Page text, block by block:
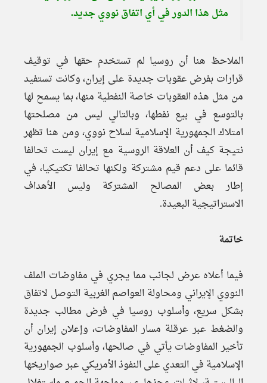
مثل هذا الدور في أي اتفاق نووي جديد.
الملاحظ هنا أن روسيا لم تستخدم حقها في توقيف
قرارات بفرض عقوبات جديدة على إيران، وكانت تستفيد
من مثل هذه العقوبات خاصة النفطية منها، بما يسمح لها
بالتوسع في بيع نفطها، وبالتالي ليس من مصلحتها
امتلاك الجمهورية الإسلامية لسلاح نووي، ومن هنا تظهر
نتيجة كيف أن العلاقة الروسية مع إيران ليست تحالفا
قائما على دعم قيم مشتركة ولكنها تحالفا تكتيكيا، في
إطار بعض المصالح المشتركة وليس الأهداف
الاستراتيجية البعيدة.
خاتمة
فيما أعلاه عرض لجانب مما يجري في مفاوضات الملف
النووي الإيراني ومحاولة العواصم الغربية التوصل لاتفاق
بشكل سريع، وأسلوب روسيا في فرض مطالب جديدة
والضغط عبر عرقلة مسار المفاوضات، وإعلان إيران أن
تأخير المفاوضات يأتي في صالحها، وأسلوب الجمهورية
الإسلامية في التعدي على النفوذ الأمريكي عبر صواريخها